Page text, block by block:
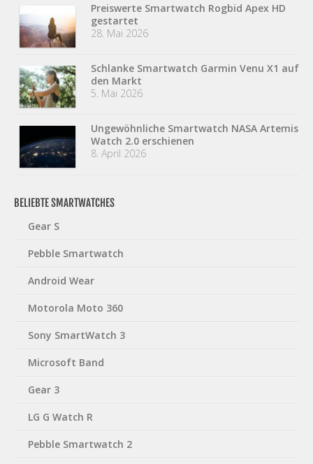
Preiswerte Smartwatch Rogbid Apex HD
gestartet
28. Mai 2026
Schlanke Smartwatch Garmin Venu X1 auf
den Markt
5. Mai 2026
Ungewöhnliche Smartwatch NASA Artemis
Watch 2.0 erschienen
8. April 2026
BELIEBTE SMARTWATCHES
Gear S
Pebble Smartwatch
Android Wear
Motorola Moto 360
Sony SmartWatch 3
Microsoft Band
Gear 3
LG G Watch R
Pebble Smartwatch 2